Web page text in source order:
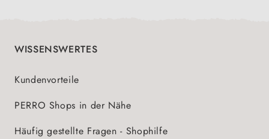
WISSENSWERTES
Kundenvorteile
PERRO Shops in der Nähe
Häufig gestellte Fragen - Shophilfe